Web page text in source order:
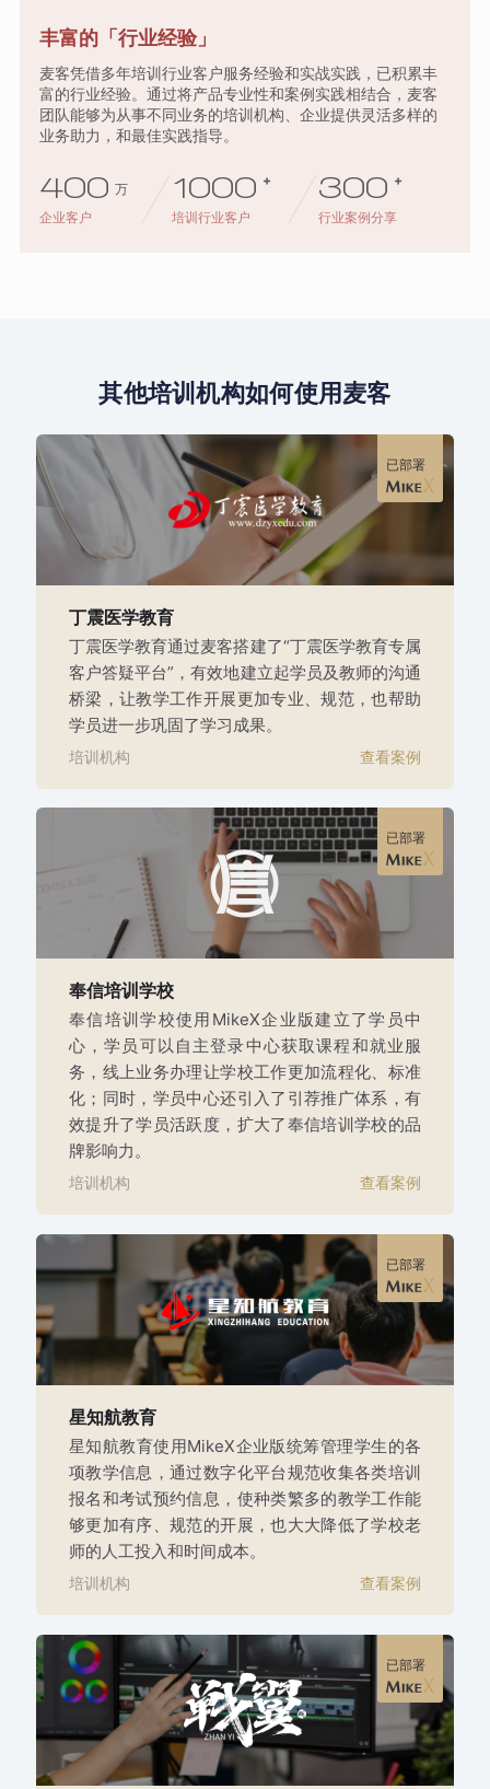
丰富的「行业经验」
麦客凭借多年培训行业客户服务经验和实战实践，已积累丰
富的行业经验。通过将产品专业性和案例实践相结合，麦客
团队能够为从事不同业务的培训机构、企业提供灵活多样的
业务助力，和最佳实践指导。
400 万
企业客户
1000 +
培训行业客户
300 +
行业案例分享
其他培训机构如何使用麦客
已部署
丁震医学教育
丁震医学教育通过麦客搭建了“丁震医学教育专属
客户答疑平台”，有效地建立起学员及教师的沟通
桥梁，让教学工作开展更加专业、规范，也帮助
学员进一步巩固了学习成果。
培训机构 查看案例
已部署
奉信培训学校
奉信培训学校使用MikeX企业版建立了学员中
心，学员可以自主登录中心获取课程和就业服
务，线上业务办理让学校工作更加流程化、标准
化；同时，学员中心还引入了引荐推广体系，有
效提升了学员活跃度，扩大了奉信培训学校的品
牌影响力。
培训机构 查看案例
已部署
星知航教育
星知航教育使用MikeX企业版统筹管理学生的各
项教学信息，通过数字化平台规范收集各类培训
报名和考试预约信息，使种类繁多的教学工作能
够更加有序、规范的开展，也大大降低了学校老
师的人工投入和时间成本。
培训机构 查看案例
已部署